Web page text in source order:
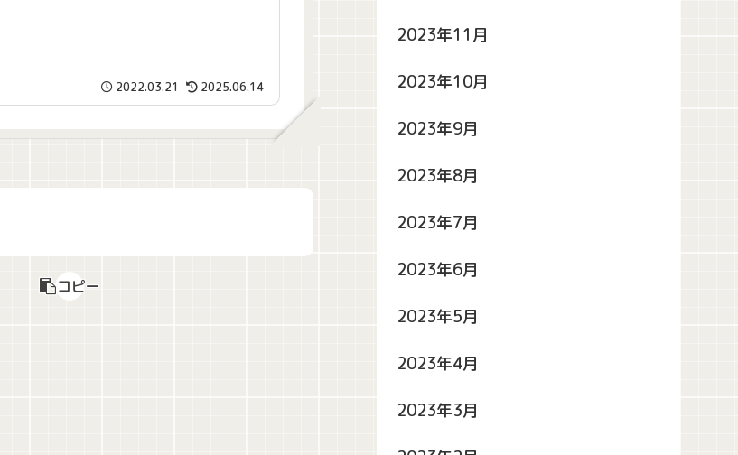
2022.03.21 2025.06.14
コピー
2023年11月
2023年10月
2023年9月
2023年8月
2023年7月
2023年6月
2023年5月
2023年4月
2023年3月